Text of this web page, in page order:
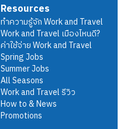
Resources
ทำความรู้จัก Work and Travel
Work and Travel เมืองไหนดี?
ค่าใช้จ่าย Work and Travel
Spring Jobs
Summer Jobs
All Seasons
Work and Travel รีวิว
How to & News
Promotions